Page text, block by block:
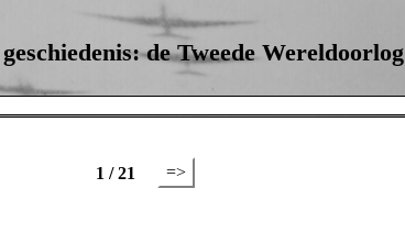
de Tweede Wereldoorlog
1 / 21
=>